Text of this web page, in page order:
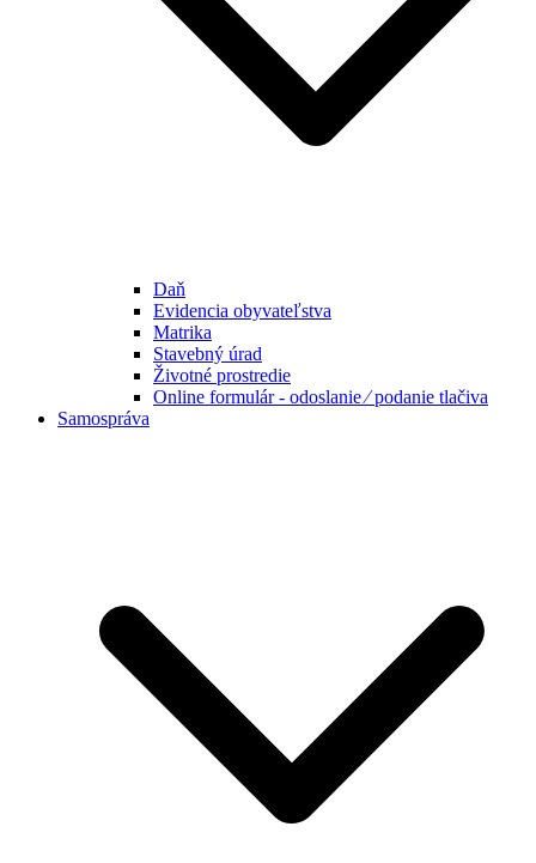
Daň
Evidencia obyvateľstva
Matrika
Stavebný úrad
Životné prostredie
Online formulár - odoslanie ⁄ podanie tlačiva
Samospráva